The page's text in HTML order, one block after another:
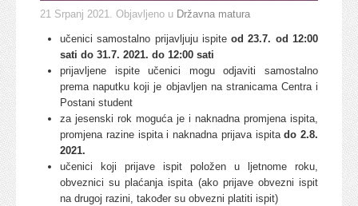
21 Srpanj 2021. Objavljeno u Državna matura
učenici samostalno prijavljuju ispiteod 23.7. od 12:00
sati do 31.7. 2021. do 12:00 sati
prijavljene ispite učenici mogu odjaviti samostalno
prema naputku koji je objavljen na stranicama Centra i
Postani student
za jesenski rok moguća je i naknadna promjena ispita,
promjena razine ispita i naknadna prijava ispitado 2.8.
2021.
učenici koji prijave ispit položen u ljetnome roku,
obveznici su plaćanja ispita (ako prijave obvezni ispit
na drugoj razini, također su obvezni platiti ispit)